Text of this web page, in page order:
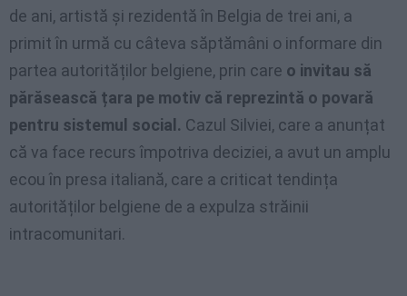
de ani, artistă și rezidentă în Belgia de trei ani, a
primit în urmă cu câteva săptămâni o informare din
partea autorităților belgiene, prin care o invitau să
părăsească țara pe motiv că reprezintă o povară
pentru sistemul social. Cazul Silviei, care a anunțat
că va face recurs împotriva deciziei, a avut un amplu
ecou în presa italiană, care a criticat tendința
autorităților belgiene de a expulza străinii
intracomunitari.